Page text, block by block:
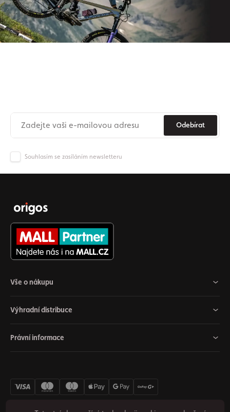
Odebírat
Souhlasím se zasíláním newsletteru
Vše o nákupu
Výhradní distribuce
Právní informace